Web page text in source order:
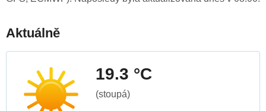
Aktuálně
19.3 °C
(stoupá)